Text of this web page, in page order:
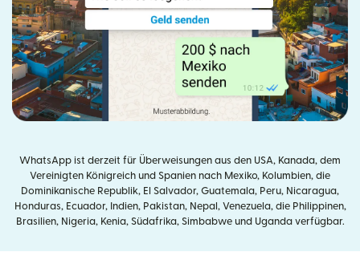
WhatsApp ist derzeit für Überweisungen aus den USA, Kanada, dem
Vereinigten Königreich und Spanien nach Mexiko, Kolumbien, die
Dominikanische Republik, El Salvador, Guatemala, Peru, Nicaragua,
Honduras, Ecuador, Indien, Pakistan, Nepal, Venezuela, die Philippinen,
Brasilien, Nigeria, Kenia, Südafrika, Simbabwe und Uganda verfügbar.